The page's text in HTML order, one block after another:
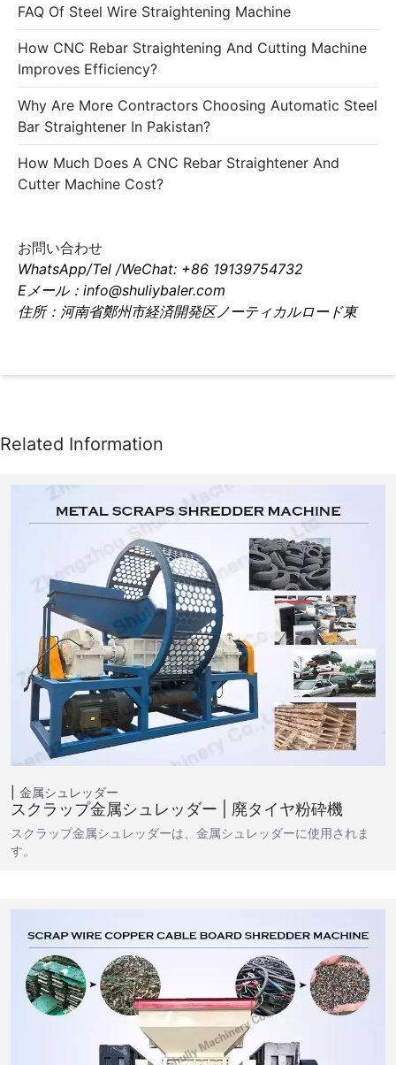
FAQ Of Steel Wire Straightening Machine
How CNC Rebar Straightening And Cutting Machine
Improves Efficiency?
Why Are More Contractors Choosing Automatic Steel
Bar Straightener In Pakistan?
How Much Does A CNC Rebar Straightener And
Cutter Machine Cost?
お問い合わせ
WhatsApp/Tel /WeChat: +86 19139754732
Eメール：info@shuliybaler.com
住所：河南省鄭州市経済開発区ノーティカルロード東
金属シュレッダー
スクラップ金属シュレッダー | 廃タイヤ粉砕機
スクラップ金属シュレッダーは、金属シュレッダーに使用されま
す。